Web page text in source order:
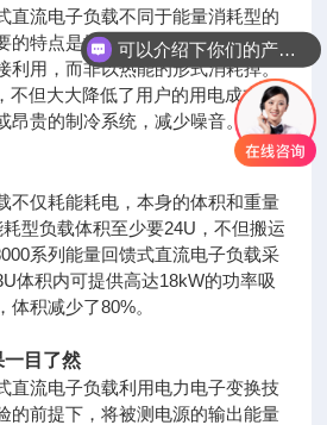
直流电子负载不同于能量消耗型的
的特点是提供能量回收功能，可以
利用，而非以热能的形式消耗掉。
不但大大降低了用户的用电成本，
昂贵的制冷系统，减少噪音。
不仅耗能耗电，本身的体积和重量
型负载体积至少要24U，不但搬运
系列能量回馈式直流电子负载采
体积内可提供高达18kW的功率吸
积减少了80%。
一目了然
直流电子负载利用电力电子变换技
的前提下，将被测电源的输出能量
可以介绍下你们的产品么